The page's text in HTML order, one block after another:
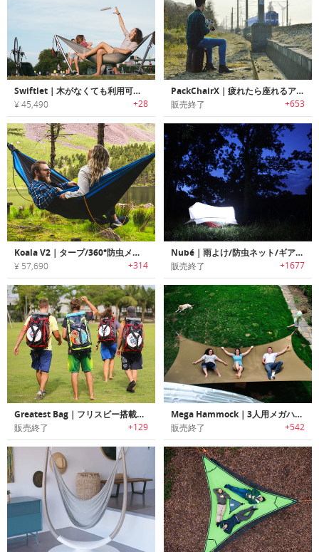
Swiftlet｜木がなくても利用可能なハンモックスタンド「スイフトレット」
¥ 45,490 +28
PackChairX｜疲れたら座れるアウトドアフォトグラフィーバックパック「パックチェアX」
販売終了 +653
Koala V2｜タープ/360°防虫メッシュ付きのポータブルハンモック「コアラV2」
¥ 57,690 +314
Nubé｜雨よけ/防虫ネット/ギアスタッシュの３つの機能を搭載した3 in 1ハンモックシェルター「ニューベイ」
販売終了 +1677
Greatest Bag｜フリスビー搭載機能付きスポーツバッグ「グレイテストバッグ」
販売終了 +129
Mega Hammock｜3人用メガハンモック
販売終了 +542